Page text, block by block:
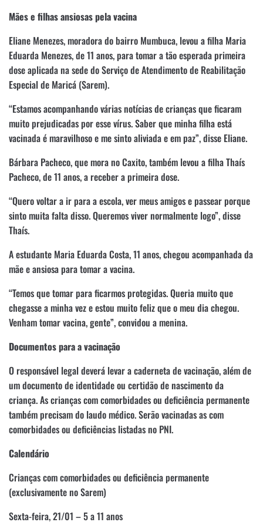
Mães e filhas ansiosas pela vacina
Eliane Menezes, moradora do bairro Mumbuca, levou a filha Maria
Eduarda Menezes, de 11 anos, para tomar a tão esperada primeira
dose aplicada na sede do Serviço de Atendimento de Reabilitação
Especial de Maricá (Sarem).
“Estamos acompanhando várias notícias de crianças que ficaram
muito prejudicadas por esse vírus. Saber que minha filha está
vacinada é maravilhoso e me sinto aliviada e em paz”, disse Eliane.
Bárbara Pacheco, que mora no Caxito, também levou a filha Thaís
Pacheco, de 11 anos, a receber a primeira dose.
“Quero voltar a ir para a escola, ver meus amigos e passear porque
sinto muita falta disso. Queremos viver normalmente logo”, disse
Thaís.
A estudante Maria Eduarda Costa, 11 anos, chegou acompanhada da
mãe e ansiosa para tomar a vacina.
“Temos que tomar para ficarmos protegidas. Queria muito que
chegasse a minha vez e estou muito feliz que o meu dia chegou.
Venham tomar vacina, gente”, convidou a menina.
Documentos para a vacinação
O responsável legal deverá levar a caderneta de vacinação, além de
um documento de identidade ou certidão de nascimento da
criança. As crianças com comorbidades ou deficiência permanente
também precisam do laudo médico. Serão vacinadas as com
comorbidades ou deficiências listadas no PNI.
Calendário
Crianças com comorbidades ou deficiência permanente
(exclusivamente no Sarem)
Sexta-feira, 21/01 – 5 a 11 anos